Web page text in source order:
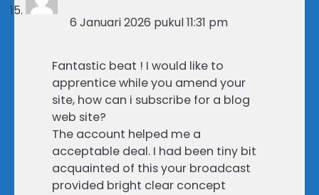
6 Januari 2026 pukul 11:31 pm
Fantastic beat ! I would like to
apprentice while you amend your
site, how can i subscribe for a blog
web site?
The account helped me a
acceptable deal. I had been tiny bit
acquainted of this your broadcast
provided bright clear concept